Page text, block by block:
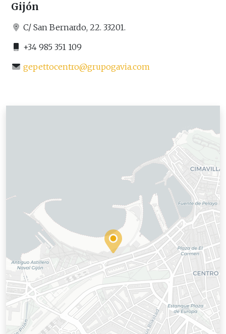
Gijón
C/ San Bernardo, 22. 33201.
+34 985 351 109
gepettocentro@grupogavia.com